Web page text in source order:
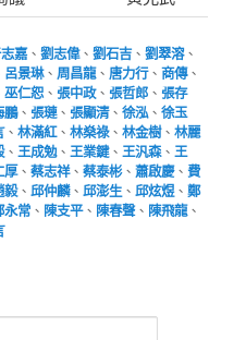
嘉、劉志偉、劉石吉、劉翠溶、
呂景琳、 周昌龍、 唐力行、商傳、
巫仁恕 、張中政、張哲郎 、張存
鵬、張璉、張顯清、徐泓、徐玉
、林滿紅、林燊祿、林金樹、林麗
、王成勉、王業鍵、王汎森、王
厚、蔡志祥、蔡泰彬、蕭啟慶、費
毅、邱仲麟、邱澎生 、邱炫煜、鄭
永常 、 陳支平、 陳春聲、 陳飛龍、